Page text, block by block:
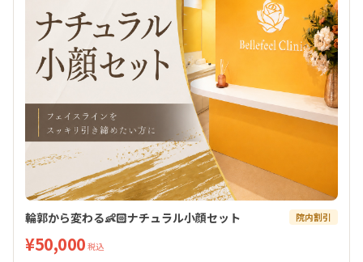
輪郭から変わる👶🏻ナチュラル小顔セット 院内割引
¥50,000 税込